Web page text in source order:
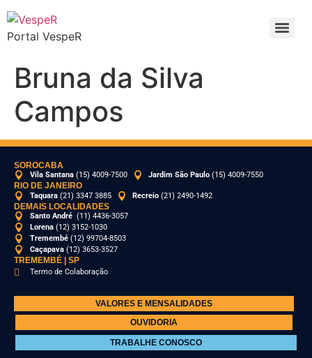
Portal VespeR
Bruna da Silva
Campos
SOROCABA
Vila Santana (15) 4009-7500 Jardim São Paulo (15) 4009-7550
RIO DE JANEIRO
Taquara (21) 3347 3885 Recreio (21) 2490-1492
DEMAIS LOCALIDADES
Santo André (11) 4436-3057
Lorena (12) 3152-1030
Tremembé (12) 99704-8503
Caçapava (12) 3653-3527
TREMEMBÉ | SP
Termo de Colaboração
VALORES E MENSALIDADES
OUVIDORIA
TRABALHE CONOSCO